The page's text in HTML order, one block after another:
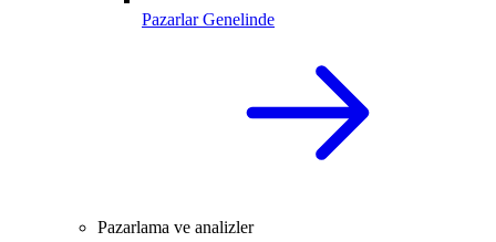
Pazarlar Genelinde
Pazarlama ve analizler